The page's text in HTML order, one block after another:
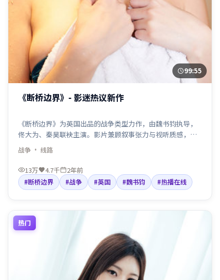
99:55
《断桥边界》- 影迷热议新作
《断桥边界》为英国出品的战争类型力作，由魏书钧执导，
佟大为、秦昊联袂主演。影片兼顾叙事张力与视听质感，适
合检索「战争电影」「英国」「魏书钧导演」等关键词。剧
情围绕人物抉择与命运碰撞展开，节奏利落，适合院线口碑
与线上点播人群观看。
战争 · 线路
13万 4.7千
2年前
#断桥边界
#战争 #英国 #魏书钧 #热播在线
热门